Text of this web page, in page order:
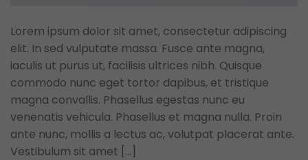
Lorem ipsum dolor sit amet, consectetur adipiscing
elit. In sed vulputate massa. Fusce ante magna,
iaculis ut purus ut, facilisis ultrices nibh. Quisque
commodo nunc eget tortor dapibus, et tristique
magna convallis. Phasellus egestas nunc eu
venenatis vehicula. Phasellus et magna nulla. Proin
ante nunc, mollis a lectus ac, volutpat placerat ante.
Vestibulum sit amet […]